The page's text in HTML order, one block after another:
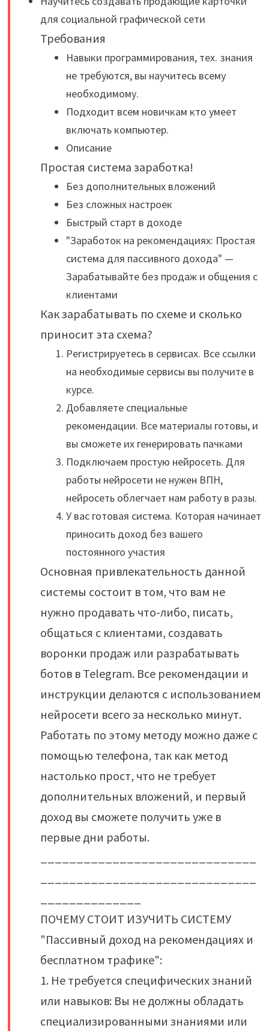
для социальной графической сети
Требования
Навыки программирования, тех. знания
не требуются, вы научитесь всему
необходимому.
Подходит всем новичкам кто умеет
включать компьютер.
Описание
Простая система заработка!
Без дополнительных вложений
Без сложных настроек
Быстрый старт в доходе
"Заработок на рекомендациях: Простая
система для пассивного дохода" —
Зарабатывайте без продаж и общения с
клиентами
Как зарабатывать по схеме и сколько
приносит эта схема?
Регистрируетесь в сервисах. Все ссылки
на необходимые сервисы вы получите в
курсе.
Добавляете специальные
рекомендации. Все материалы готовы, и
вы сможете их генерировать пачками
Подключаем простую нейросеть. Для
работы нейросети не нужен ВПН,
нейросеть облегчает нам работу в разы.
У вас готовая система. Которая начинает
приносить доход без вашего
постоянного участия
Основная привлекательность данной
системы состоит в том, что вам не
нужно продавать что-либо, писать,
общаться с клиентами, создавать
воронки продаж или разрабатывать
ботов в Telegram. Все рекомендации и
инструкции делаются с использованием
нейросети всего за несколько минут.
Работать по этому методу можно даже с
помощью телефона, так как метод
настолько прост, что не требует
дополнительных вложений, и первый
доход вы сможете получить уже в
первые дни работы.
ПОЧЕМУ СТОИТ ИЗУЧИТЬ СИСТЕМУ
"Пассивный доход на рекомендациях и
бесплатном трафике":
1. Не требуется специфических знаний
или навыков: Вы не должны обладать
специализированными знаниями или